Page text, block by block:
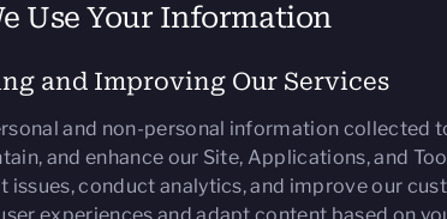
Use Your Information
and Improving Our Services
and non-personal information collected
and enhance our Site, Applications, and
issues, conduct analytics, and improve our